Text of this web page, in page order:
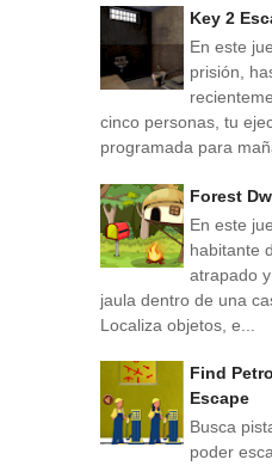
Key 2
En este
prisión,
cinco personas, tu
programada para
Forest
En este
habitante
atrapado
jaula dentro de una
Localiza objetos, e...
Find
Escape
Busca
poder